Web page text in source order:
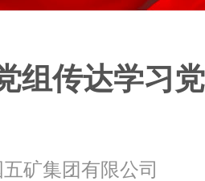
组传达学习
矿集团有限公司